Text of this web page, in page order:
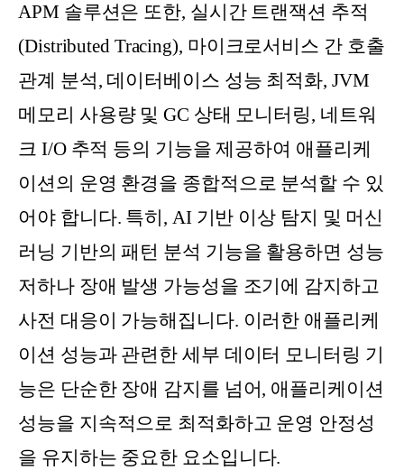
APM 솔루션은 또한, 실시간 트랜잭션 추적
(Distributed Tracing), 마이크로서비스 간 호출
관계 분석, 데이터베이스 성능 최적화, JVM
메모리 사용량 및 GC 상태 모니터링, 네트워
크 I/O 추적 등의 기능을 제공하여 애플리케
이션의 운영 환경을 종합적으로 분석할 수 있
어야 합니다. 특히, AI 기반 이상 탐지 및 머신
러닝 기반의 패턴 분석 기능을 활용하면 성능
저하나 장애 발생 가능성을 조기에 감지하고
사전 대응이 가능해집니다. 이러한 애플리케
이션 성능과 관련한 세부 데이터 모니터링 기
능은 단순한 장애 감지를 넘어, 애플리케이션
성능을 지속적으로 최적화하고 운영 안정성
을 유지하는 중요한 요소입니다.